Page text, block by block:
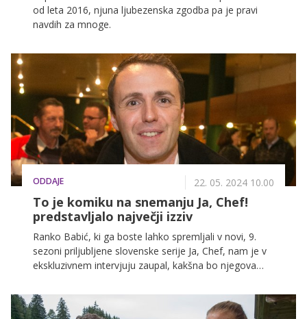
od leta 2016, njuna ljubezenska zgodba pa je pravi
navdih za mnoge.
ODDAJE 22. 05. 2024 10.00
To je komiku na snemanju Ja, Chef!
predstavljalo največji izziv
Ranko Babić, ki ga boste lahko spremljali v novi, 9.
sezoni priljubljene slovenske serije Ja, Chef, nam je v
ekskluzivnem intervjuju zaupal, kakšna bo njegova
snemanja se mu je najbolj vtisnil v spomin.